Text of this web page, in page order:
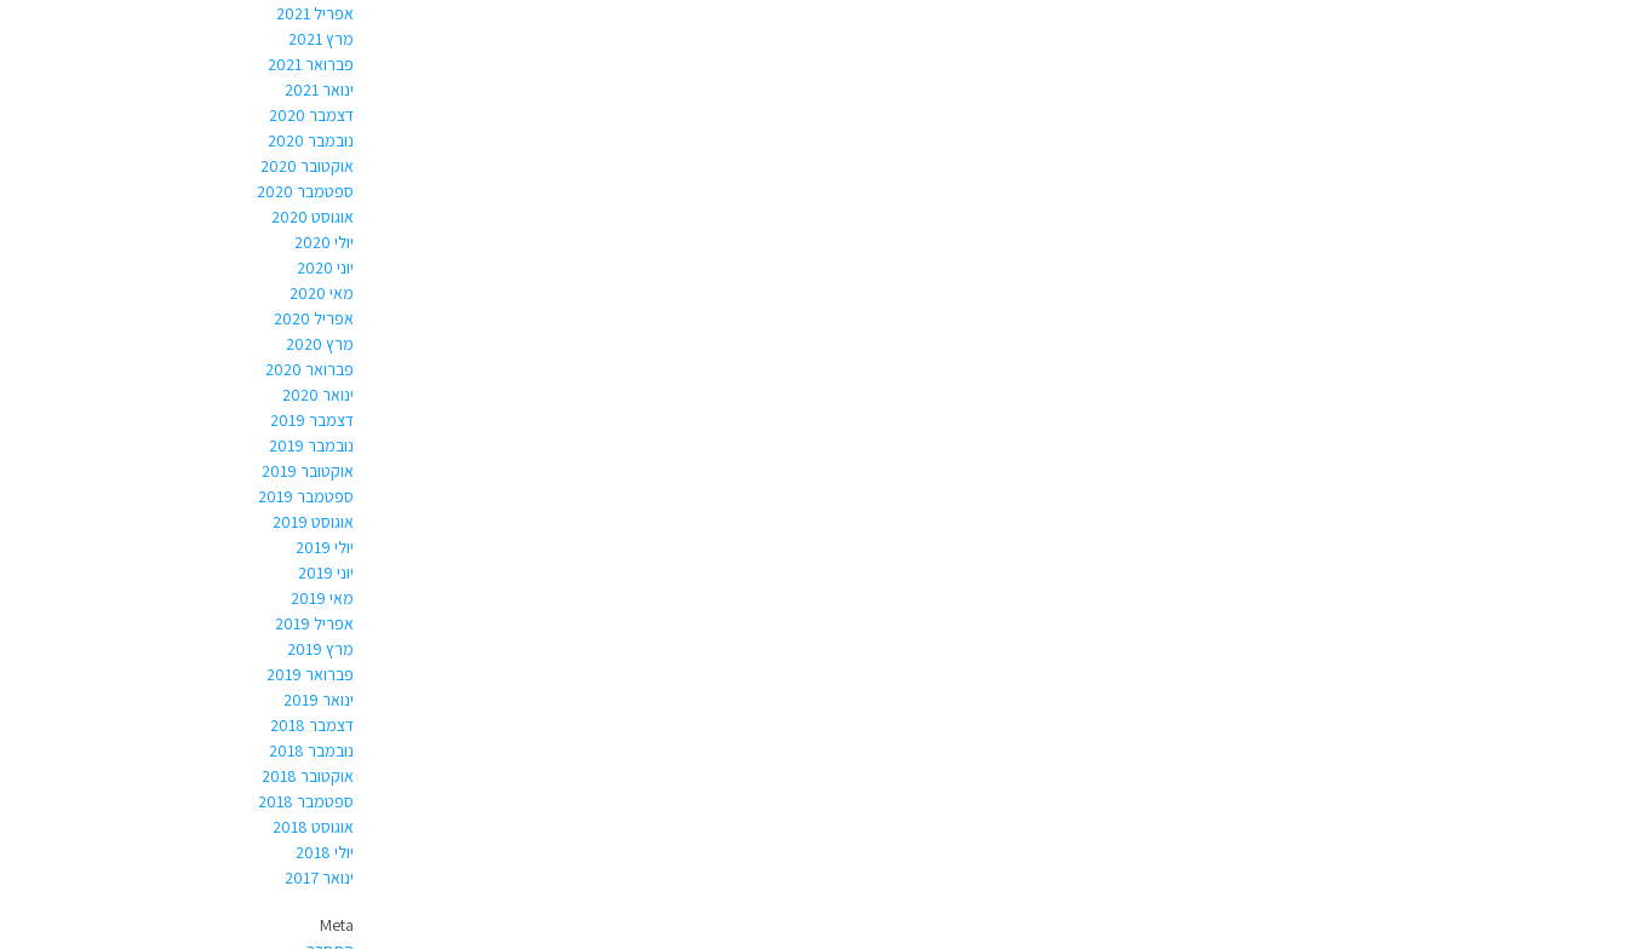
אפריל 2021
מרץ 2021
פברואר 2021
ינואר 2021
דצמבר 2020
נובמבר 2020
אוקטובר 2020
ספטמבר 2020
אוגוסט 2020
יולי 2020
יוני 2020
מאי 2020
אפריל 2020
מרץ 2020
פברואר 2020
ינואר 2020
דצמבר 2019
נובמבר 2019
אוקטובר 2019
ספטמבר 2019
אוגוסט 2019
יולי 2019
יוני 2019
מאי 2019
אפריל 2019
מרץ 2019
פברואר 2019
ינואר 2019
דצמבר 2018
נובמבר 2018
אוקטובר 2018
ספטמבר 2018
אוגוסט 2018
יולי 2018
ינואר 2017
Meta